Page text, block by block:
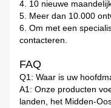
4. 10 nieuwe
5. Meer dan 10.000
6. Om met een
contacteren.
FAQ
Q1: Waar is uw
A1: Onze producten
landen, het Midden-